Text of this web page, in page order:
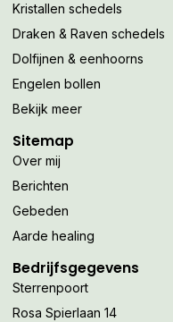
Kristallen schedels
Draken & Raven schedels
Dolfijnen & eenhoorns
Engelen bollen
Bekijk meer
Sitemap
Over mij
Berichten
Gebeden
Aarde healing
Bedrijfsgegevens
Sterrenpoort
Rosa Spierlaan 14